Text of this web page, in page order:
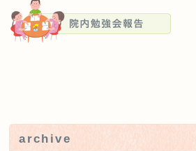
archive